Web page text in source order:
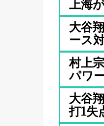
上海
大谷
ース
村上
パワ
大谷
打1失